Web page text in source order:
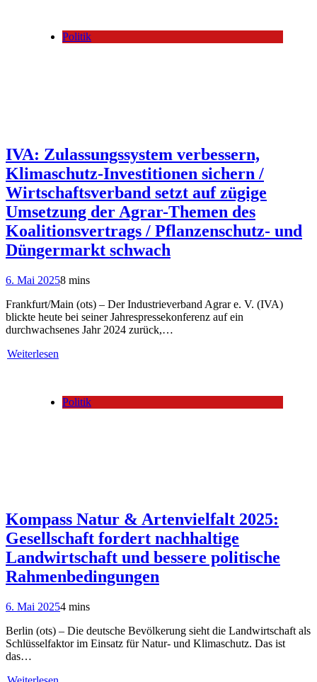
Politik
IVA: Zulassungssystem verbessern,
Klimaschutz-Investitionen sichern /
Wirtschaftsverband setzt auf zügige
Umsetzung der Agrar-Themen des
Koalitionsvertrags / Pflanzenschutz- und
Düngermarkt schwach
6. Mai 20258 mins
Frankfurt/Main (ots) – Der Industrieverband Agrar e. V. (IVA)
blickte heute bei seiner Jahrespressekonferenz auf ein
durchwachsenes Jahr 2024 zurück,…
Weiterlesen
Politik
Kompass Natur & Artenvielfalt 2025:
Gesellschaft fordert nachhaltige
Landwirtschaft und bessere politische
Rahmenbedingungen
6. Mai 20254 mins
Berlin (ots) – Die deutsche Bevölkerung sieht die Landwirtschaft als
Schlüsselfaktor im Einsatz für Natur- und Klimaschutz. Das ist
das…